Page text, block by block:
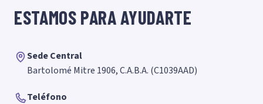
ESTAMOS PARA AYUDARTE
Sede Central
Bartolomé Mitre 1906, C.A.B.A. (C1039AAD)
Teléfono